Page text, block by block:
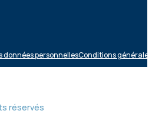
données personnellesConditions
réservés